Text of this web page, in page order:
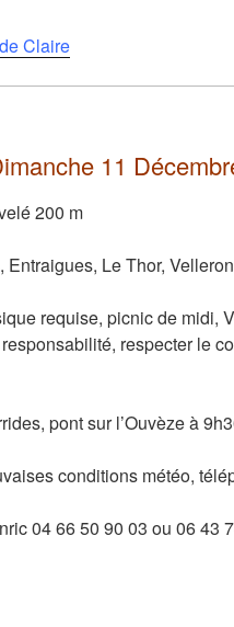
Claire
11
200 m
Entraigues, Le Thor,
requise, picnic de midi,
respecter le
pont sur l’Ouvèze à
conditions météo,
04 66 50 90 03 ou 06 43